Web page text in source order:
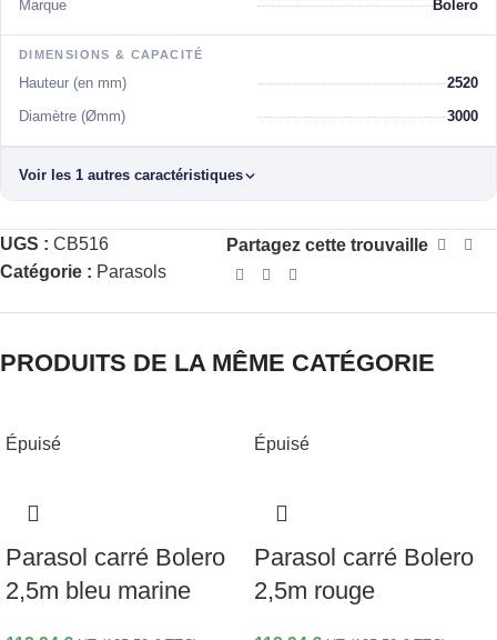
Marque Bolero
DIMENSIONS & CAPACITÉ
Hauteur (en mm) 2520
Diamètre (Ømm) 3000
Voir les 1 autres caractéristiques
UGS : CB516
Catégorie : Parasols
Partagez cette trouvaille
PRODUITS DE LA MÊME CATÉGORIE
Épuisé
Parasol carré Bolero
2,5m bleu marine
Épuisé
Parasol carré Bolero
2,5m rouge